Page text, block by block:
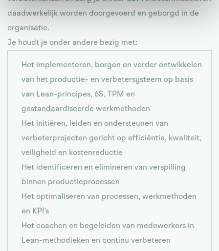
daadwerkelijk worden doorgevoerd en geborgd in de
organisatie.
Je houdt je onder andere bezig met:
Het implementeren, borgen en verder ontwikkelen
van het productie- en verbetersysteem op basis
van Lean-principes, 6S, TPM en
gestandaardiseerde werkmethoden
Het initiëren, leiden en ondersteunen van
verbeterprojecten gericht op efficiëntie, kwaliteit,
veiligheid en kostenreductie
Het identificeren en elimineren van verspilling
binnen productieprocessen
Het optimaliseren van processen, werkmethoden
en KPI’s
Het coachen en begeleiden van medewerkers in
Lean-methodieken en continu verbeteren